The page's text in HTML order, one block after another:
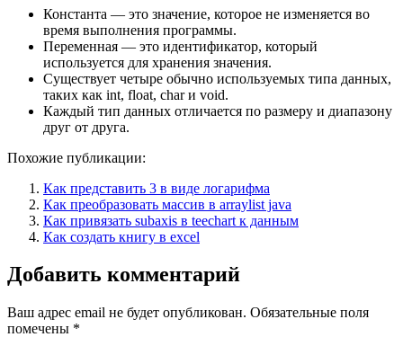
Константа — это значение, которое не изменяется во
время выполнения программы.
Переменная — это идентификатор, который
используется для хранения значения.
Существует четыре обычно используемых типа данных,
таких как int, float, char и void.
Каждый тип данных отличается по размеру и диапазону
друг от друга.
Похожие публикации:
Как представить 3 в виде логарифма
Как преобразовать массив в arraylist java
Как привязать subaxis в teechart к данным
Как создать книгу в excel
Добавить комментарий
Ваш адрес email не будет опубликован. Обязательные поля
помечены *